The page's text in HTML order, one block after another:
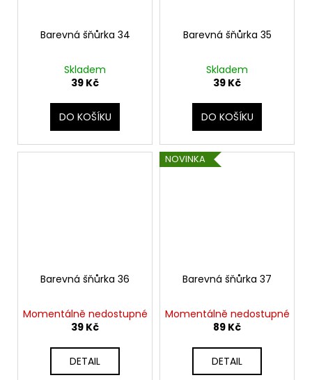
Barevná šňůrka 34
Skladem
39 Kč
DO KOŠÍKU
Barevná šňůrka 35
Skladem
39 Kč
DO KOŠÍKU
Barevná šňůrka 36
Momentálně nedostupné
39 Kč
DETAIL
NOVINKA
Barevná šňůrka 37
Momentálně nedostupné
89 Kč
DETAIL